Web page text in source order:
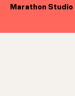
Marathon Studio